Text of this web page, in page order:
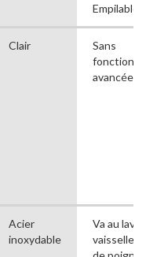
Empilable
Clair
Sans
avancées
Acier
inoxydable
Va au lave-
vaisselle,